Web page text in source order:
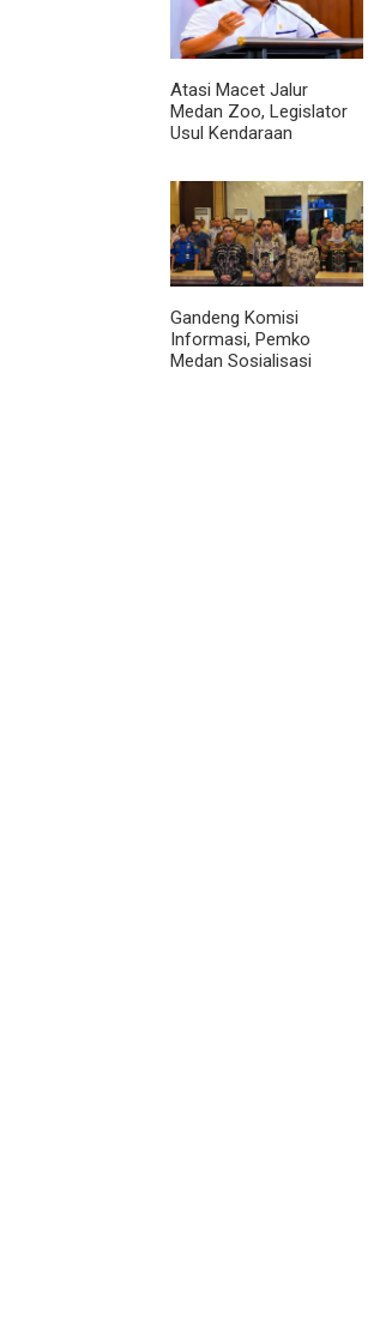
Atasi Macet Jalur
Medan Zoo, Legislator
Usul Kendaraan
Jalur Royal Sumatera
Gandeng Komisi
Informasi, Pemko
Medan Sosialisasi